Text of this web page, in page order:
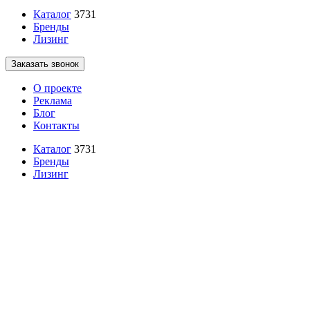
Каталог 3731
Бренды
Лизинг
Заказать звонок
О проекте
Реклама
Блог
Контакты
Каталог 3731
Бренды
Лизинг